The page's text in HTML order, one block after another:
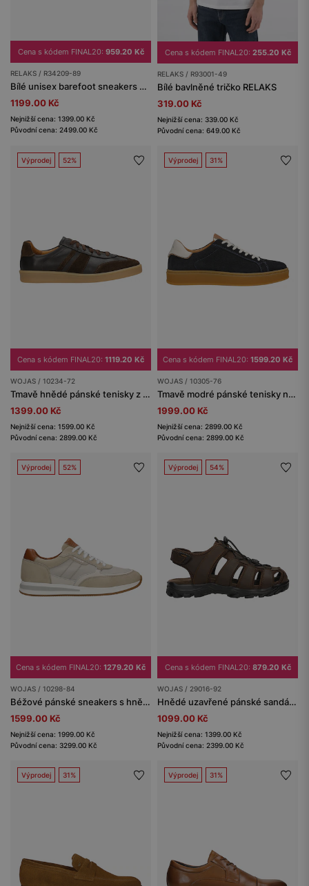
Cena s kódem FINAL20: 959.20 Kč
RELAKS / R34209-89
Bílé unisex barefoot sneakers na ploché podrážce RELAKS
1199.00 Kč
Nejnižší cena: 1399.00 Kč
Původní cena: 2499.00 Kč
Cena s kódem FINAL20: 255.20 Kč
RELAKS / R93001-49
Bílé bavlněné tričko RELAKS
319.00 Kč
Nejnižší cena: 339.00 Kč
Původní cena: 649.00 Kč
Výprodej 52%
Cena s kódem FINAL20: 1119.20 Kč
WOJAS / 10234-72
Tmavě hnědé pánské tenisky z kombinované kůže
1399.00 Kč
Nejnižší cena: 1599.00 Kč
Původní cena: 2899.00 Kč
Výprodej 31%
Cena s kódem FINAL20: 1599.20 Kč
WOJAS / 10305-76
Tmavě modré pánské tenisky na ploché podrážce
1999.00 Kč
Nejnižší cena: 2899.00 Kč
Původní cena: 2899.00 Kč
Výprodej 52%
Cena s kódem FINAL20: 1279.20 Kč
WOJAS / 10298-84
Béžové pánské sneakers s hnědými vsadkami
1599.00 Kč
Nejnižší cena: 1999.00 Kč
Původní cena: 3299.00 Kč
Výprodej 54%
Cena s kódem FINAL20: 879.20 Kč
WOJAS / 29016-92
Hnědé uzavřené pánské sandály z crazy horse kůže
1099.00 Kč
Nejnižší cena: 1399.00 Kč
Původní cena: 2399.00 Kč
Výprodej 31% Výprodej 31%